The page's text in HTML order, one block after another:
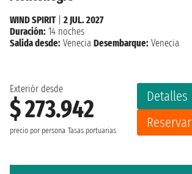
Exteriór desde
$ 273.942
precio por persona Tasas portuarias
Detalles
Reservar
WIND SPIRIT| 2 JUL. 2027
Duración: 14 noches
Salida desde: Venecia Desembarque: Venecia